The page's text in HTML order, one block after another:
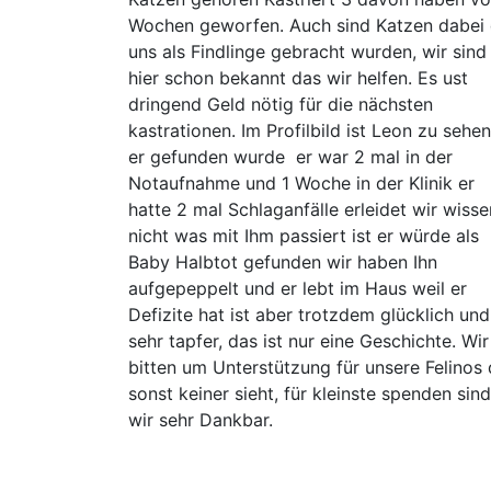
Wochen geworfen. Auch sind Katzen dabei
uns als Findlinge gebracht wurden, wir sind
hier schon bekannt das wir helfen. Es ust
dringend Geld nötig für die nächsten
kastrationen. Im Profilbild ist Leon zu
er gefunden wurde er war 2 mal in der
Notaufnahme und 1 Woche in der Klinik er
hatte 2 mal Schlaganfälle erleidet wir
nicht was mit Ihm passiert ist er würde als
Baby Halbtot gefunden wir haben Ihn
aufgepeppelt und er lebt im Haus weil er
Defizite hat ist aber trotzdem glücklich und
sehr tapfer, das ist nur eine Geschichte. Wir
bitten um Unterstützung für unsere Felinos
sonst keiner sieht, für kleinste spenden sind
wir sehr Dankbar.